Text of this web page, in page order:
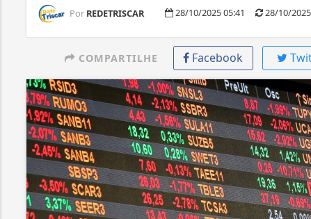
Por REDETRISCAR 28/10/2025 05:41 28/10/
COMPARTILHE Facebook